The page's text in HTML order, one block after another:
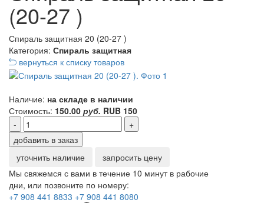
(20-27 )
Спираль защитная 20 (20-27 )
Категория: Спираль защитная
вернуться к списку товаров
Наличие: на складе в наличии
Стоимость: 150.00 руб. RUB 150
-
+
добавить в заказ
уточнить наличие
запросить цену
Мы свяжемся с вами в течение 10 минут в рабочие
дни, или позвоните по номеру:
+7 908 441 8833 +7 908 441 8080